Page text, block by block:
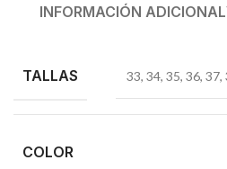
INFORMACIÓN ADICIONAL
TALLAS 33, 34, 35, 36, 37,
COLOR